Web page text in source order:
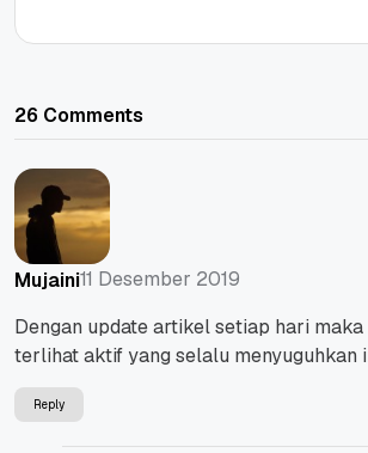
26 Comments
Mujaini11 Desember 2019
Dengan update artikel setiap hari
terlihat aktif yang selalu menyuguhkan
Reply